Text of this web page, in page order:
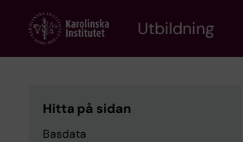
content
Utbildning
Hitta på sidan
Basdata